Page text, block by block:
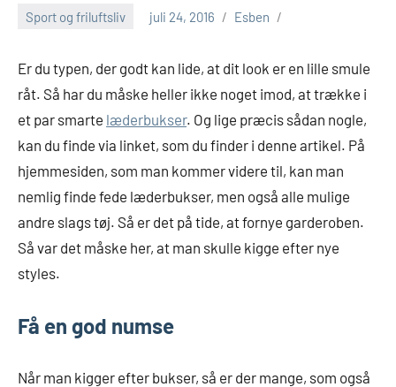
Sport og friluftsliv juli 24, 2016 Esben
Er du typen, der godt kan lide, at dit look er en lille smule
råt. Så har du måske heller ikke noget imod, at trække i
et par smarte læderbukser. Og lige præcis sådan nogle,
kan du finde via linket, som du finder i denne artikel. På
hjemmesiden, som man kommer videre til, kan man
nemlig finde fede læderbukser, men også alle mulige
andre slags tøj. Så er det på tide, at fornye garderoben.
Så var det måske her, at man skulle kigge efter nye
styles.
Få en god numse
Når man kigger efter bukser, så er der mange, som også